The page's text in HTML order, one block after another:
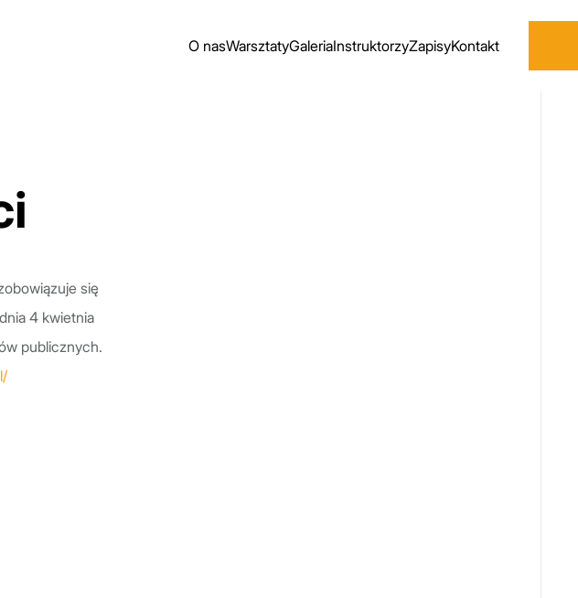
O nasWarsztatyGaleriaInstruktorzyZapisyKontakt
się
4 kwietnia
publicznych.